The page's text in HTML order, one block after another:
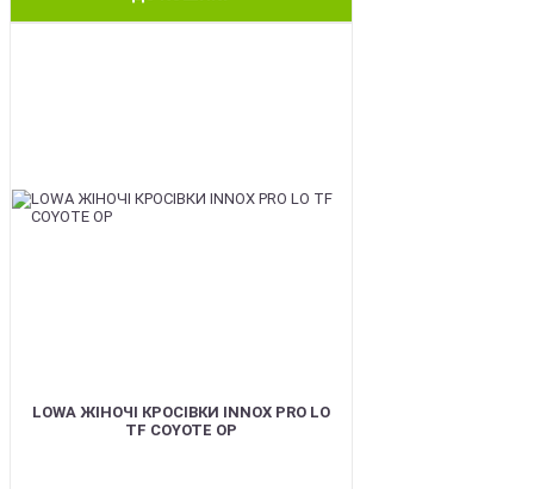
LOWA ЖІНОЧІ КРОСІВКИ INNOX PRO LO
TF COYOTE OP